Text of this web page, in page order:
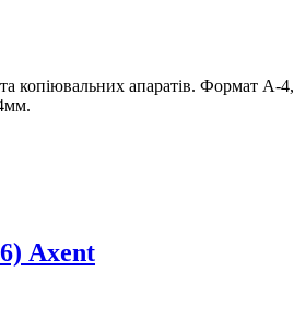
копіювальних апаратів. Формат А-4,
Axent